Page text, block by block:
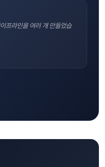
프라인을 여러 개 만들었습